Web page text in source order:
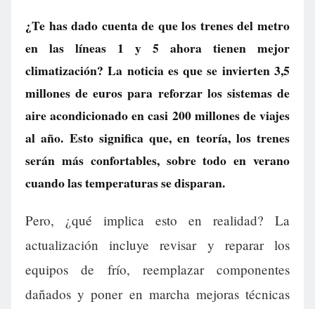
¿Te has dado cuenta de que los trenes del metro
en las líneas 1 y 5 ahora tienen mejor
climatización? La noticia es que se invierten 3,5
millones de euros para reforzar los sistemas de
aire acondicionado en casi 200 millones de viajes
al año. Esto significa que, en teoría, los trenes
serán más confortables, sobre todo en verano
cuando las temperaturas se disparan.
Pero, ¿qué implica esto en realidad? La
actualización incluye revisar y reparar los
equipos de frío, reemplazar componentes
dañados y poner en marcha mejoras técnicas